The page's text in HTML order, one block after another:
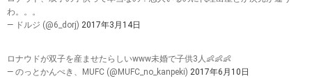
わ。。。
— ドルジ (@6_dorj) 2017年3月14日
ロナウドが双子を産ませたらしいwww未婚で子供3人👶👶👶
— のっとかんぺき、MUFC (@MUFC_no_kanpeki) 2017年6月10日